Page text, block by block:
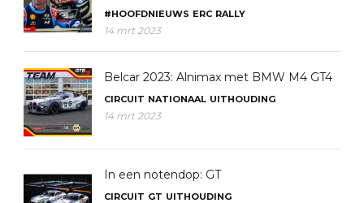
#HOOFDNIEUWS ERC RALLY
14 mrt 2023
Belcar 2023: Alnimax met BMW M4 GT4
CIRCUIT NATIONAAL UITHOUDING
14 mrt 2023
In een notendop: GT
CIRCUIT GT UITHOUDING